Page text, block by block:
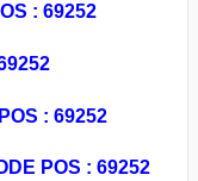
: 69252
: 69252
POS : 69252